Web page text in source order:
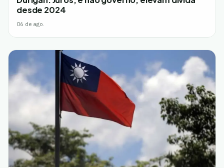
desde 2024
06 de ago.